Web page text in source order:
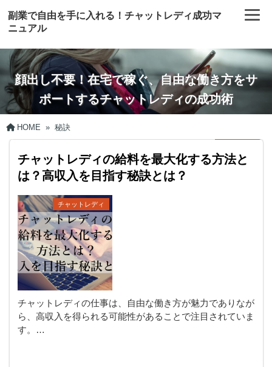
副業で自由を手に入れる！チャットレディ成功マ
ニュアル
顔出し不要！在宅で稼ぐ、自由な働き方をサ
ポートするチャットレディの成功術
HOME » 秘訣
チャットレディの給料を最大化する方法と
は？高収入を目指す秘訣とは？
チャットレディ
チャットレディの仕事は、自由な働き方が魅力でありなが
ら、高収入を得られる可能性があることで注目されていま
す。…